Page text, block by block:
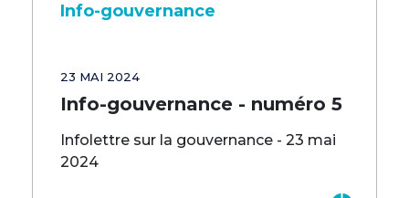
Info-gouvernance
23 MAI 2024
Info-gouvernance - numéro 5
Infolettre sur la gouvernance - 23 mai
2024